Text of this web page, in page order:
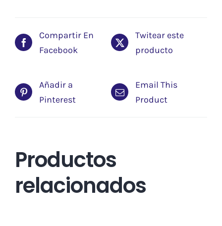
Compartir En
Facebook
Twitear este
producto
Añadir a
Pinterest
Email This
Product
Productos
relacionados